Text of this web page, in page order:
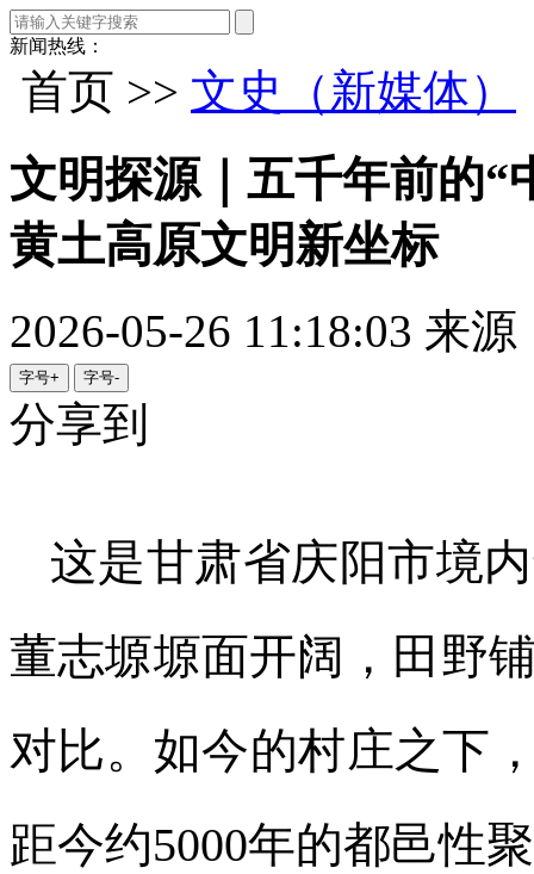
新闻热线：
首页 >> 文史（新媒体）
文明探源｜五千年前的
黄土高原文明新坐标
2026-05-26 11:18:03 来源
字号+ 字号-
分享到
这是甘肃省庆阳市境
董志塬塬面开阔，田野
对比。如今的村庄之下
距今约5000年的都邑性